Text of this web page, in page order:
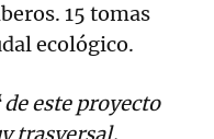
15 tomas
ecológico.
de este proyecto